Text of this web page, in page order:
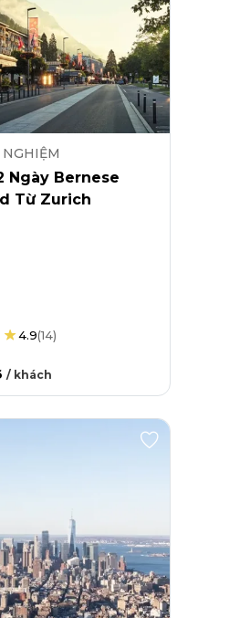
Ngày Bernese
Từ Zurich
4.9(14)
/ khách